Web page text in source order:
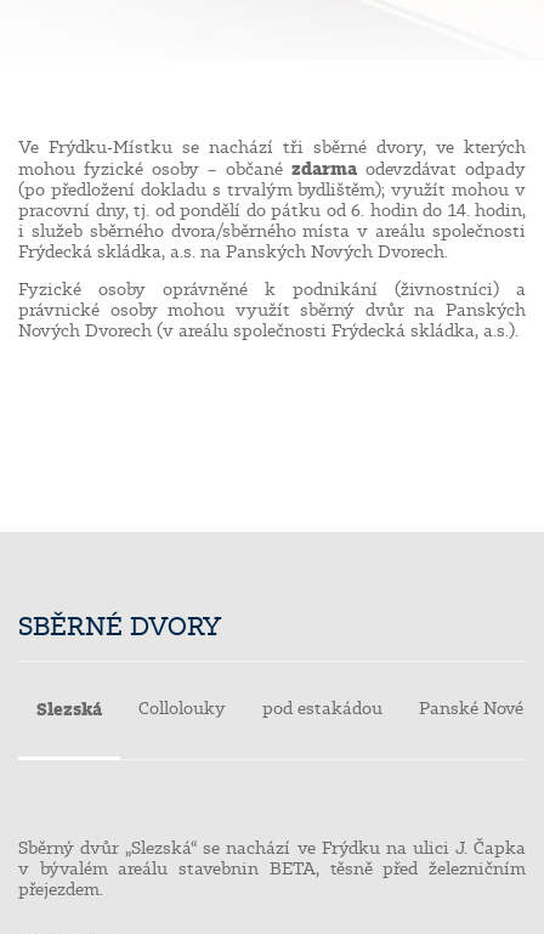
Ve Frýdku-Místku se nachází tři sběrné dvory, ve kterých
mohou fyzické osoby – občané zdarmaodevzdávat odpady
(po předložení dokladu s trvalým bydlištěm); využít mohou v
pracovní dny, tj. od pondělí do pátku od 6. hodin do 14. hodin,
i služeb sběrného dvora/sběrného místa v areálu společnosti
Frýdecká skládka, a.s. na Panských Nových Dvorech.
Fyzické osoby oprávněné k podnikání (živnostníci) a
právnické osoby mohou využít sběrný dvůr na Panských
Nových Dvorech (v areálu společnosti Frýdecká skládka, a.s.).
SBĚRNÉ DVORY
Slezská Collolouky pod estakádou Panské Nové
Sběrný dvůr „Slezská“ se nachází ve Frýdku na ulici J. Čapka
v bývalém areálu stavebnin BETA, těsně před železničním
přejezdem.